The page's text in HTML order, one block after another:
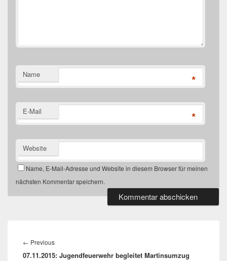
Name *
E-Mail *
Website
Name, E-Mail-Adresse und Website in diesem Browser für meinen
nächsten Kommentar speichern.
← Previous
post:
07.11.2015: Jugendfeuerwehr begleitet Martinsumzug